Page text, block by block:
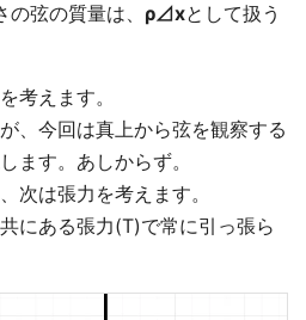
弦の質量は、 ρ⊿xとして扱う
考えます。
、今回は真上から弦を観察する
ます。あしからず。
次は張力を考えます。
にある張力(T)で常に引っ張ら